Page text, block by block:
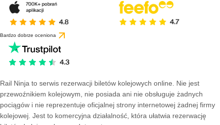
Bardzo dobrze oceniona
Rail Ninja to serwis rezerwacji biletów kolejowych online. Nie jest
przewoźnikiem kolejowym, nie posiada ani nie obsługuje żadnych
pociągów i nie reprezentuje oficjalnej strony internetowej żadnej firmy
kolejowej. Jest to komercyjna działalność, która ułatwia rezerwację